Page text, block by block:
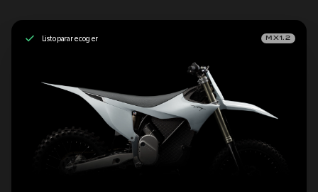
Listo para recoger MX1.2